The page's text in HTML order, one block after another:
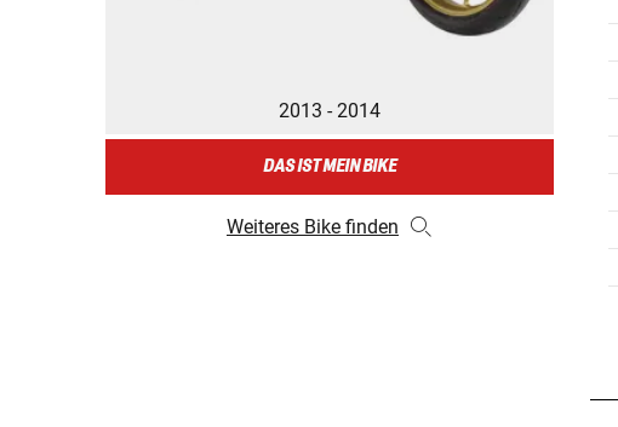
2013 - 2014
DAS IST MEIN BIKE
Weiteres Bike finden